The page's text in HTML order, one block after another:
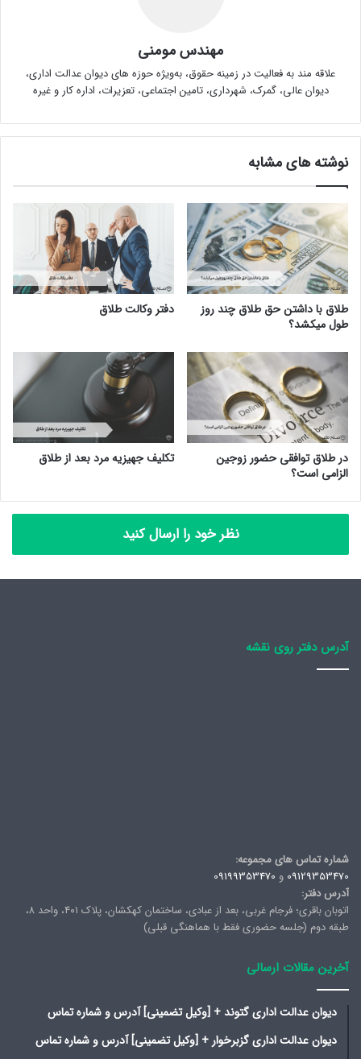
مهندس مومنی
علاقه مند به فعالیت در زمینه حقوق، به‌ویژه حوزه های دیوان عدالت اداری،
دیوان عالی، گمرک، شهرداری، تامین اجتماعی، تعزیرات، اداره کار و غیره
نوشته های مشابه
طلاق با داشتن حق طلاق چند روز
طول میکشد؟
دفتر وکالت طلاق
در طلاق توافقی حضور زوجین
الزامی است؟
تکلیف جهیزیه مرد بعد از طلاق
نظر خود را ارسال کنید
آدرس دفتر روی نقشه
شماره تماس های مجموعه:
09129353470 و 09199353470
آدرس دفتر:
اتوبان باقری؛ فرجام غربی، بعد از عبادی، ساختمان کهکشان، پلاک ۴۰۱، واحد ۸،
طبقه دوم (جلسه حضوری فقط با هماهنگی قبلی)
آخرین مقالات ارسالی
دیوان عدالت اداری گتوند + [وکیل تضمینی] آدرس و شماره تماس
دیوان عدالت اداری گزبرخوار + [وکیل تضمینی] آدرس و شماره تماس